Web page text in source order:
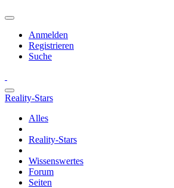
Anmelden
Registrieren
Suche
Reality-Stars
Alles
Reality-Stars
Wissenswertes
Forum
Seiten